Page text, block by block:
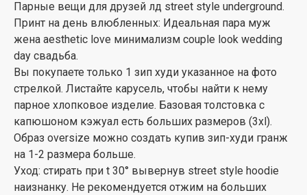
Парные вещи для друзей лд street style underground.
Принт на день влюбленных: Идеальная пара муж
жена aesthetic love минимализм couple look wedding
day свадьба.
Вы покупаете только 1 зип худи указанное на фото
стрелкой. Листайте карусель, чтобы найти к нему
парное хлопковое изделие. Базовая толстовка с
капюшоном кэжуал есть больших размеров (3xl).
Образ oversize можно создать купив зип-худи гранж
на 1-2 размера больше.
Уход: стирать при t 30° вывернув street style hoodie
наизнанку. Не рекомендуется отжим на больших